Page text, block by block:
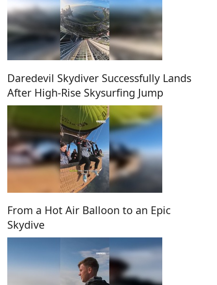
Daredevil Skydiver Successfully Lands
After High-Rise Skysurfing Jump
From a Hot Air Balloon to an Epic
Skydive